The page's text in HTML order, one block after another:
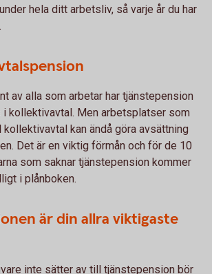
hela ditt arbetsliv, så varje år du har
av alla som arbetar har tjänstepension
kollektivavtal. Men arbetsplatser som
kollektivavtal kan ändå göra avsättning
Det är en viktig förmån och för de 10
som saknar tjänstepension kommer
i plånboken.
är din allra viktigaste
inte sätter av till tjänstepension bör